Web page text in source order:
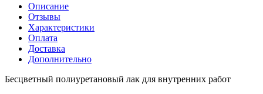
Описание
Отзывы
Характеристики
Оплата
Доставка
Дополнительно
Бесцветный полиуретановый лак для внутренних работ